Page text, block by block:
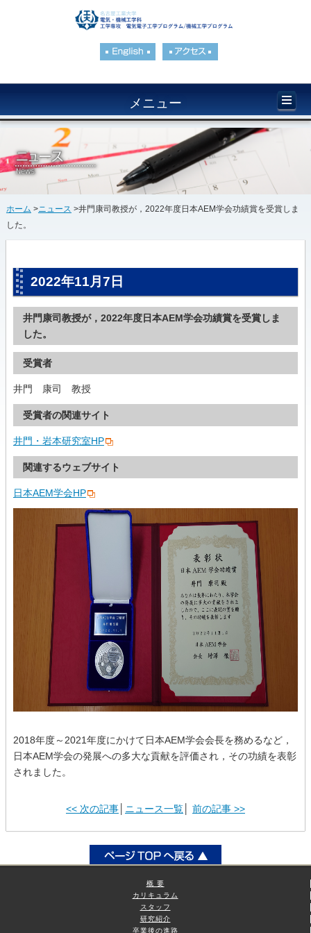
メニュー
ホーム >ニュース >井門康司教授が，2022年度日本AEM学会功績賞を受賞しま
した。
2022年11月7日
井門康司教授が，2022年度日本AEM学会功績賞を受賞しま
した。
受賞者
井門 康司 教授
受賞者の関連サイト
井門・岩本研究室HP
関連するウェブサイト
日本AEM学会HP
2018年度～2021年度にかけて日本AEM学会会長を務めるなど，
日本AEM学会の発展への多大な貢献を評価され，その功績を表彰
されました。
<< 次の記事│ ニュース一覧│ 前の記事 >>
概 要
カリキュラム
スタッフ
研究紹介
卒業後の進路